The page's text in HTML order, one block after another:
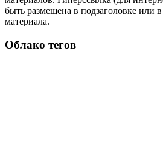
быть размещена в подзаголовке или
материала.
Облако тегов